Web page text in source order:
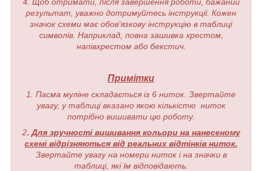
результат, уважно дотримуйтесь інструкції. Кожен
значок схеми має обов'язкову інструкцію в таблиці
символів. Наприклад, повна зашивка хрестом,
напівхрестом або бекстич.
Примітки
1. Пасма муліне складається із 6 ниток. Звертайте
увагу, у таблиці вказано якою кількістю ниток
потрібно вишивати цю роботу.
2. Для зручності вишивання кольори на нанесеному
схемі відрізняються від реальних відтінків ниток.
Звертайте увагу на номери ниток і на значки в
таблиці, які їм відповідають.